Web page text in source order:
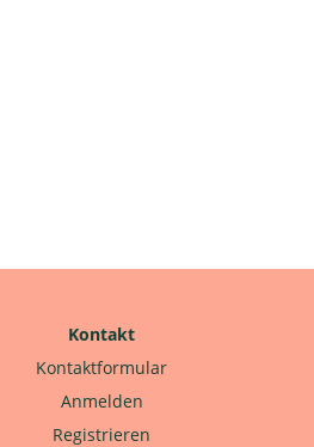
Kontakt
Kontaktformular
Anmelden
Registrieren